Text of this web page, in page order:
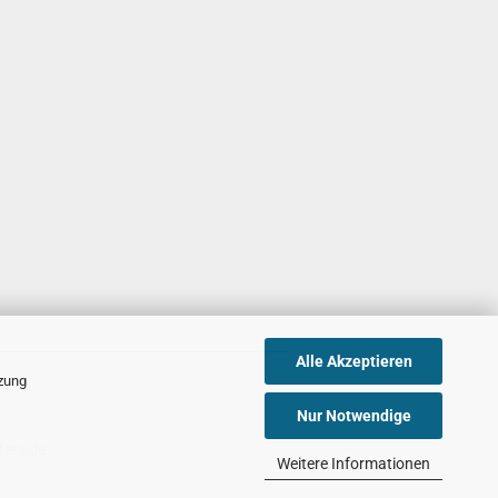
Alle Akzeptieren
Nur Notwendige
Weitere Informationen